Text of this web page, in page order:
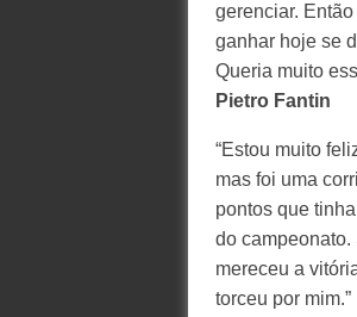
gerenciar.
ganhar hoje se
Queria muito
Pietro Fantin
“Estou muito
mas foi uma
pontos que
do
mereceu a
torceu por mim.”